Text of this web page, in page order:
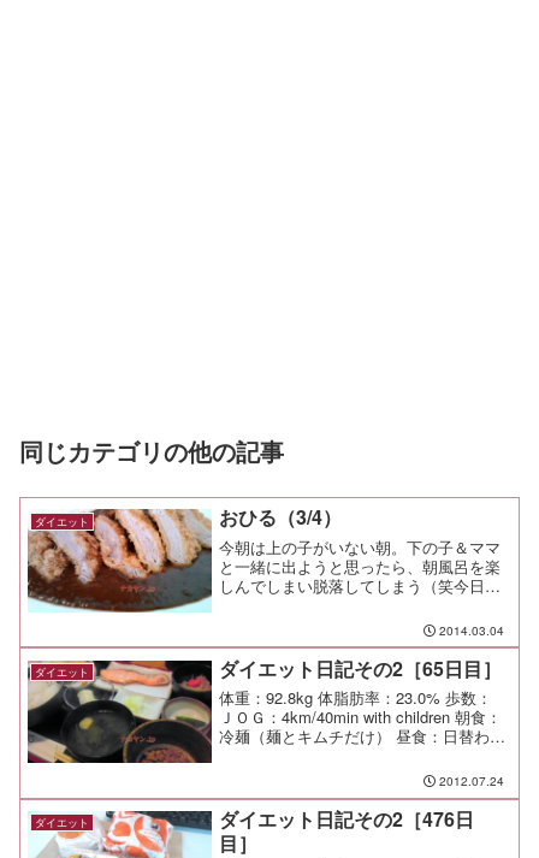
同じカテゴリの他の記事
ダイエット おひる（3/4）
今朝は上の子がいない朝。下の子＆ママ
と一緒に出ようと思ったら、朝風呂を楽
しんでしまい脱落してしまう（笑今日の
たら、ふと、「そうだ！帰宅ランをして
みよう！」と思い立ち準備開始。ジャー
ジに靴、タオル、ビニール...
2014.03.04
ダイエット ダイエット日記その2［65日目］
体重：92.8kg 体脂肪率：23.0% 歩数：
ＪＯＧ：4km/40min with children 朝食：
冷麺（麺とキムチだけ） 昼食：日替わり
2012.07.24
ダイエット
ダイエット日記その2［476日
目］